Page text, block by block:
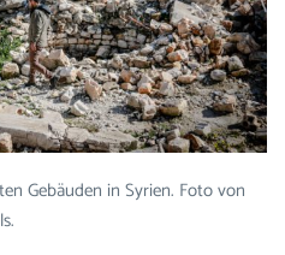
Gebäuden in Syrien. Foto von